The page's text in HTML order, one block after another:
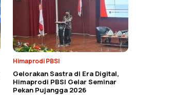
Himaprodi PBSI
Gelorakan Sastra di Era Digital,
Himaprodi PBSI Gelar Seminar
Pekan Pujangga 2026